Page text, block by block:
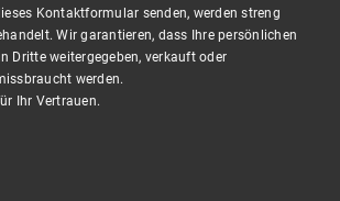
Kontaktformular senden, werden streng
Wir garantieren, dass Ihre persönlichen
Dritte weitergegeben, verkauft oder
werden.
Ihr Vertrauen.